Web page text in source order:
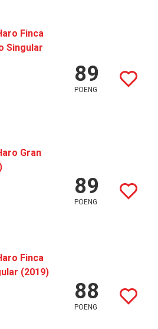
Finca
Singular
89
POENG
Gran
89
POENG
Finca
(2019)
88
POENG